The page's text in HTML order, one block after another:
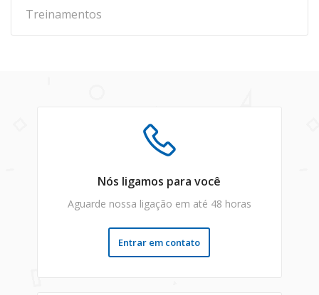
Treinamentos
Nós ligamos para você
Aguarde nossa ligação em até 48 horas
Entrar em contato